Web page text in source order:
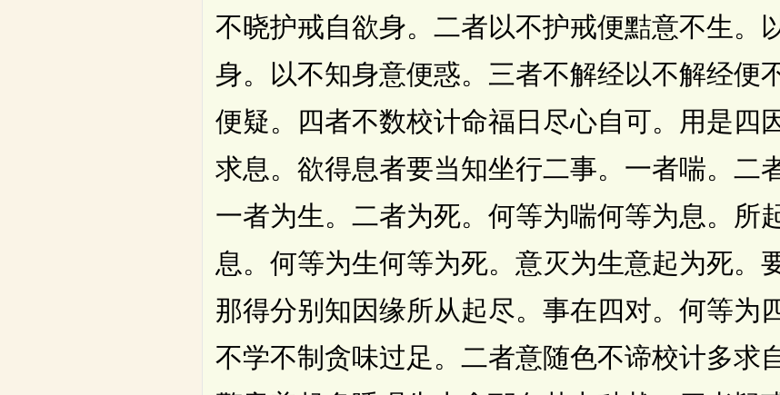
不晓护戒自欲身。二者以不护戒便黠意不生。
身。以不知身意便惑。三者不解经以不解经便
便疑。四者不数校计命福日尽心自可。用是四
求息。欲得息者要当知坐行二事。一者喘。二
一者为生。二者为死。何等为喘何等为息。所
息。何等为生何等为死。意灭为生意起为死。
那得分别知因缘所从起尽。事在四对。何等为
不学不制贪味过足。二者意随色不谛校计多求